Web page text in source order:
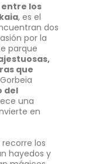
los
, es el
dos
por la
parque
que
del
una
en
los
hayedos y